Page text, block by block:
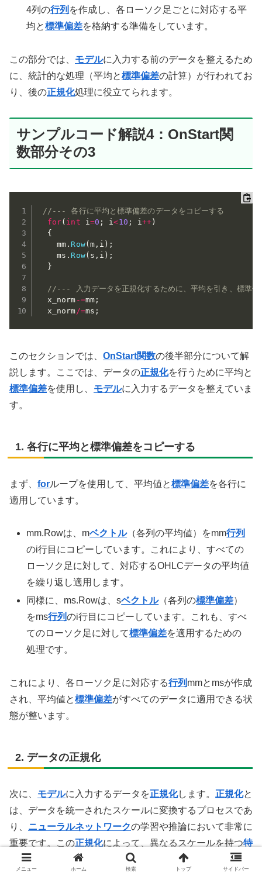
4列の行列 を作成し、各ローソク足ごとに対応する平
均と標準偏差を格納する準備をしています。
この部分では、 モデルに入力する前のデータを整えるため
に、統計的な処理（平均と標準偏差の計算）が行われてお
り、後の正規化処理に役立てられます。
サンプルコード解説4：OnStart関
数部分その3
//--- 各行に平均と標準偏差のデータをコピーする
for( int i =0 ; i<10 ; i++)
{
    mm
. Row(m , i ) ;
    ms
. Row( s , i ) ;
}
//--- 入力データを正規化するために、平均を引き、標準偏
  x_norm
-=mm;
  x_norm
/=ms ;
このセクションでは、 OnStart関数の後半部分について解
説します。ここでは、データの正規化を行うために平均と
標準偏差を使用し、 モデルに入力するデータを整えていま
す。
1. 各行に平均と標準偏差をコピーする
まず、 forループを使用して、平均値と標準偏差を各行に
適用しています。
mm.Rowは、mベクトル（各列の平均値）をmm行列
のi行目にコピーしています。これにより、すべての
ローソク足に対して、対応するOHLCデータの平均値
を繰り返し適用します。
同様に、ms.Rowは、sベクトル（各列の標準偏差）
をms行列のi行目にコピーしています。これも、すべ
てのローソク足に対して標準偏差を適用するための
処理です。
これにより、各ローソク足に対応する行列 mmとmsが作成
され、平均値と標準偏差がすべてのデータに適用できる状
態が整います。
2. データの正規化
次に、 モデルに入力するデータを正規化します。 正規化と
は、データを統一されたスケールに変換するプロセスであ
り、 ニューラルネットワークの学習や推論において非常に
重要です。この正規化によって、異なるスケールを持つ特
徴量を比較しやすくします。
メニュー ホーム 検索 トップ サイドバー